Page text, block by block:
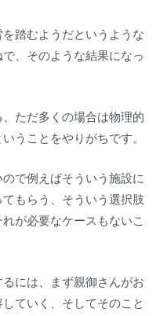
踏むようだというような
、そのような結果になっ
ただ多くの場合は物理的
うことをやりがちです。
で例えばそういう施設に
もらう、そういう選択肢
が必要なケースもないこ
には、まず親御さんがお
ていく、そしてそのこと